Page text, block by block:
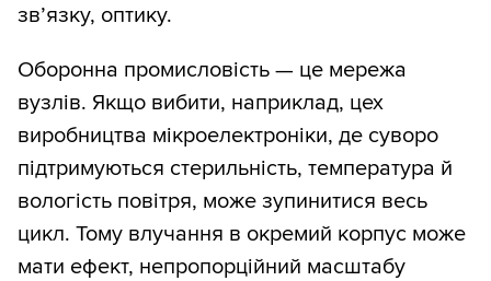
зв’язку, оптику.
Оборонна промисловість — це мережа
вузлів. Якщо вибити, наприклад, цех
виробництва мікроелектроніки, де суворо
підтримуються стерильність, температура й
вологість повітря, може зупинитися весь
цикл. Тому влучання в окремий корпус може
мати ефект, непропорційний масштабу